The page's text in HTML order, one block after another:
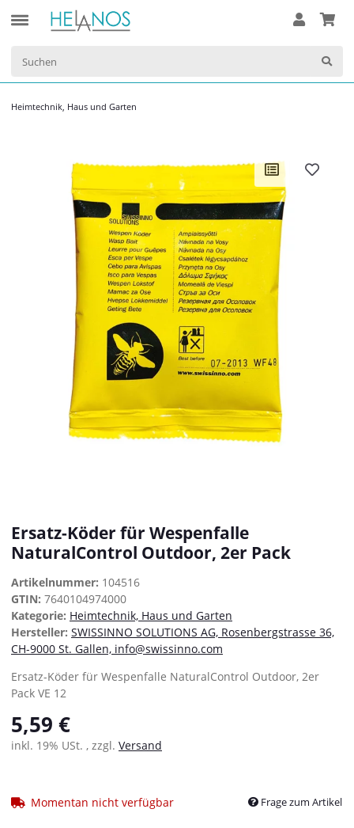
Heimtechnik, Haus und Garten
Ersatz-Köder für Wespenfalle
NaturalControl Outdoor, 2er Pack
Artikelnummer: 104516
GTIN: 7640104974000
Kategorie: Heimtechnik, Haus und Garten
Hersteller: SWISSINNO SOLUTIONS AG, Rosenbergstrasse 36,
CH-9000 St. Gallen, info@swissinno.com
Ersatz-Köder für Wespenfalle NaturalControl Outdoor, 2er
Pack VE 12
5,59 €
inkl. 19% USt. , zzgl. Versand
Momentan nicht verfügbar Frage zum Artikel